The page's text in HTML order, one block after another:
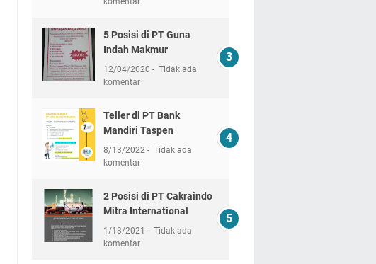
5 Posisi di PT Guna
Indah Makmur
12/04/2020
Tidak ada
komentar
Teller di PT Bank
Mandiri Taspen
8/13/2022
Tidak ada
komentar
2 Posisi di PT Cakraindo
Mitra International
1/13/2021
Tidak ada
komentar